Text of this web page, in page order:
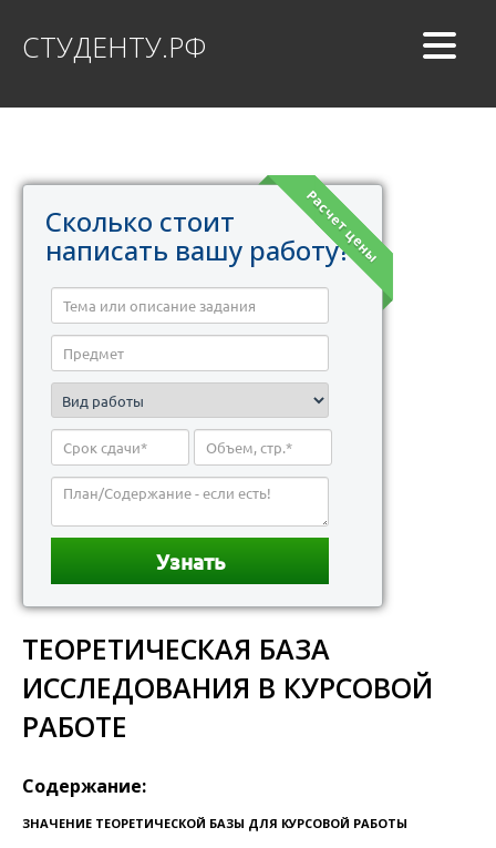
СТУДЕНТУ.РФ
Расчет цены
Сколько стоит
написать вашу работу?
ТЕОРЕТИЧЕСКАЯ БАЗА
ИССЛЕДОВАНИЯ В КУРСОВОЙ
РАБОТЕ
Содержание:
ЗНАЧЕНИЕ ТЕОРЕТИЧЕСКОЙ БАЗЫ ДЛЯ КУРСОВОЙ РАБОТЫ